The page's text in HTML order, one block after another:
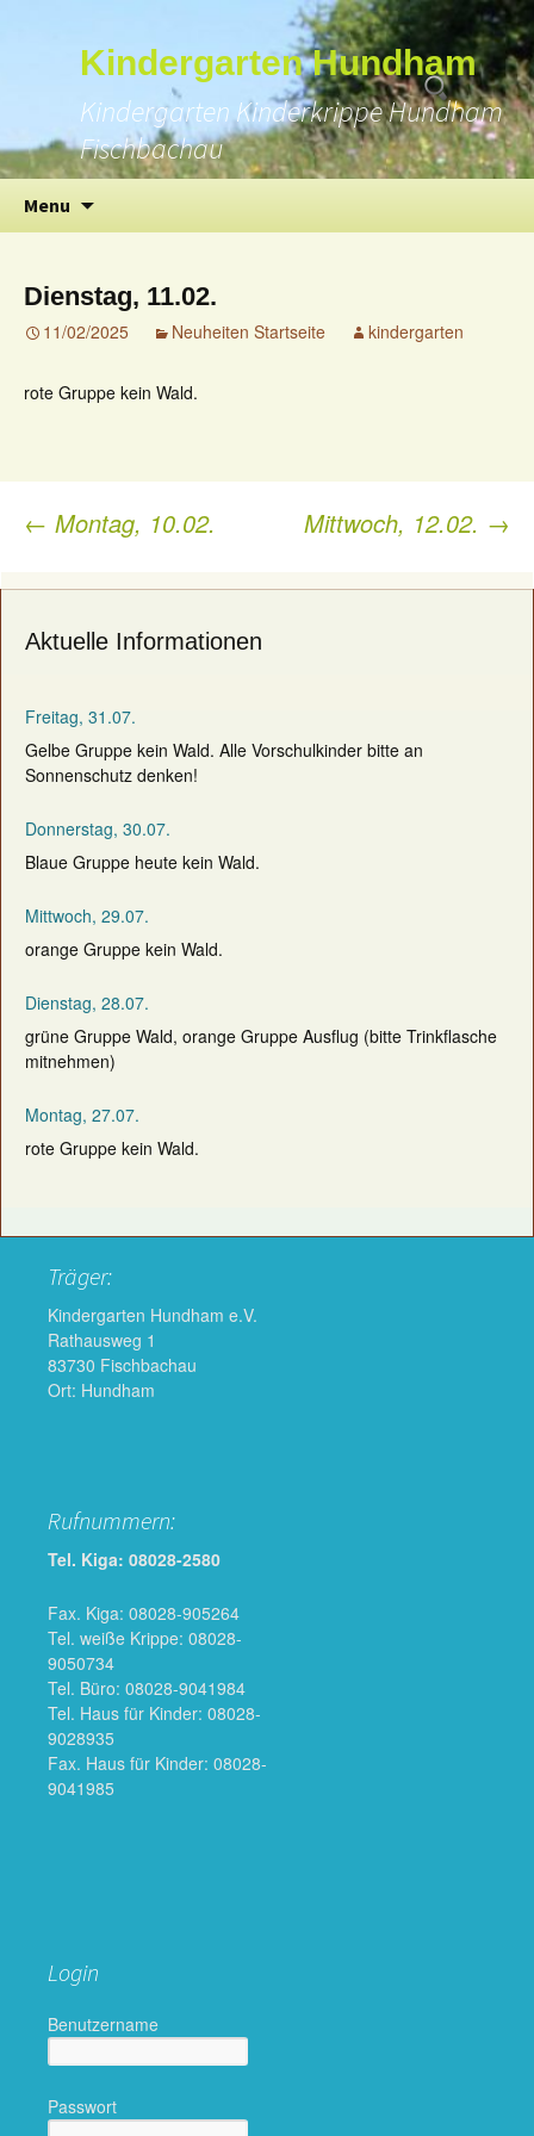
Kindergarten Hundham
Kindergarten Kinderkrippe Hundham
Fischbachau
Menu
content
Suchen
nach:
Dienstag, 11.02.
11/02/2025 Neuheiten Startseite kindergarten
rote Gruppe kein Wald.
Post
← Montag, 10.02. Mittwoch, 12.02. →
Aktuelle Informationen
Freitag, 31.07.
Gelbe Gruppe kein Wald. Alle Vorschulkinder bitte an
Sonnenschutz denken!
Donnerstag, 30.07.
Blaue Gruppe heute kein Wald.
Mittwoch, 29.07.
orange Gruppe kein Wald.
Dienstag, 28.07.
grüne Gruppe Wald, orange Gruppe Ausflug (bitte Trinkflasche
mitnehmen)
Montag, 27.07.
rote Gruppe kein Wald.
Träger:
Kindergarten Hundham e.V.
Rathausweg 1
83730 Fischbachau
Ort: Hundham
Rufnummern:
Tel. Kiga: 08028-2580
Fax. Kiga: 08028-905264
Tel. weiße Krippe: 08028-
9050734
Tel. Büro: 08028-9041984
Tel. Haus für Kinder: 08028-
9028935
Fax. Haus für Kinder: 08028-
9041985
Login
Benutzername
Passwort